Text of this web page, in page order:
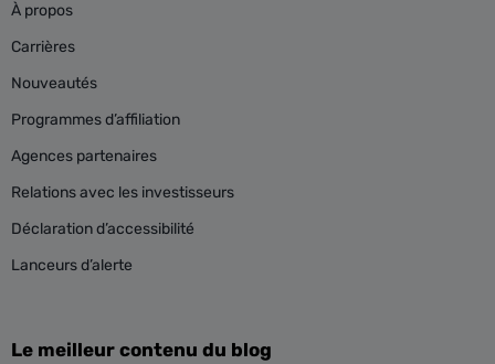
À propos
Carrières
Nouveautés
Programmes d’affiliation
Agences partenaires
Relations avec les investisseurs
Déclaration d’accessibilité
Lanceurs d’alerte
Le meilleur contenu du blog